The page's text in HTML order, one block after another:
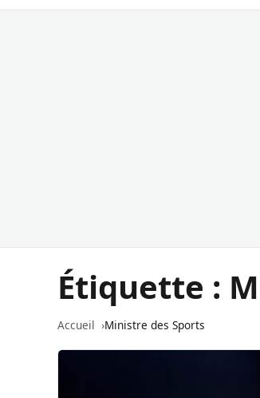
Étiquette :
Accueil Ministre des Sports